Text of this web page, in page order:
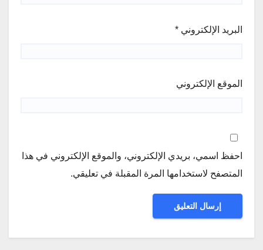
البريد الإلكتروني *
الموقع الإلكتروني
احفظ اسمي، بريدي الإلكتروني، والموقع الإلكتروني في هذا
المتصفح لاستخدامها المرة المقبلة في تعليقي.